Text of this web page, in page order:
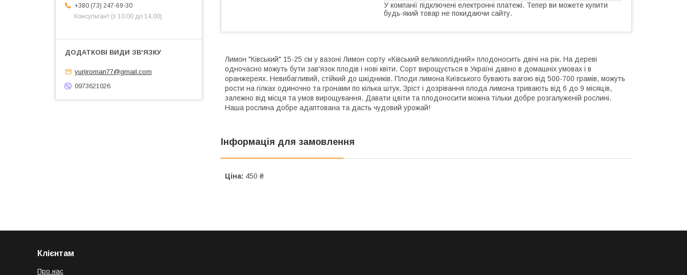
У компанії підключені електронні платежі. Тепер ви можете купити
будь-який товар не покидаючи сайту.
Лимон "Ківський" 15-25 см у вазоні Лимон сорту «Ківський великоплідний» плодоносить двічі на рік. На дереві
одночасно можуть бути зав'язок плодів і нові квіти. Сорт вирощується в Україні давно в домашніх умовах і в
оранжереях. Невибагливий, стійкий до шкідників. Плоди лимона Київського бувають вагою від 500-700 грамів, можуть
рости на гілках одиночно та гронами по кілька штук. Зріст і дозрівання плода лимона тривають від 6 до 9 місяців,
залежно від місця та умов вирощування. Давати цвіти та плодоносити можна тільки добре розгалуженій рослині.
Наша рослина добре адаптована та дасть чудовий урожай!
Інформація для замовлення
Ціна: 450 ₴
+380 (73) 247-69-30
Консультант (з 10.00 до 14.00)
yurijroman77@gmail.com
0973621026
Клієнтам
Про нас